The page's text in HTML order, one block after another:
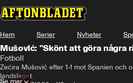
Hem Serier Nyheter
Mušović: "Skönt att göra några
Fotboll
Zećira Mušović efter 1-1 mot Spanien och
landslaget.
Se mer